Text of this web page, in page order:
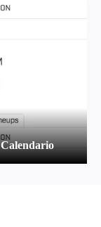
Calendario